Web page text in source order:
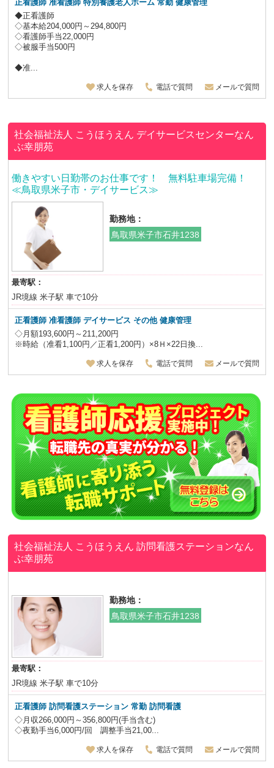
正看護師 准看護師 特別養護老人ホーム 常勤 健康管理
◆正看護師
◇基本給204,000円～294,800円
◇看護師手当22,000円
◇被服手当500円
◆准...
求人を保存 電話で質問 メールで質問
社会福祉法人 こうほうえん デイサービスセンターなん
ぶ幸朋苑
働きやすい日勤帯のお仕事です！ 無料駐車場完備！
≪鳥取県米子市・デイサービス≫
勤務地：
鳥取県米子市石井1238
最寄駅：
JR境線 米子駅 車で10分
正看護師 准看護師 デイサービス その他 健康管理
◇月額193,600円～211,200円
※時給（准看1,100円／正看1,200円）×8Ｈ×22日換...
求人を保存 電話で質問 メールで質問
社会福祉法人 こうほうえん訪問看護ステーションなん
ぶ幸朋苑
勤務地：
鳥取県米子市石井1238
最寄駅：
JR境線 米子駅 車で10分
正看護師 訪問看護ステーション 常勤 訪問看護
◇月収266,000円～356,800円(手当含む)
◇夜勤手当6,000円/回 調整手当21,00...
求人を保存 電話で質問 メールで質問